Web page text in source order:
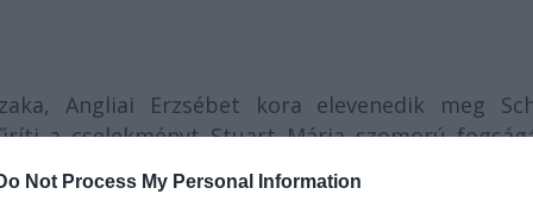
Not Process My Personal Information
Angliai Erzsébet kora elevenedik meg
a cselekményt Stuart Mária szomorú
maradásának pillanatáig. A valóságban
(1568-1587), haláláig sínylődött Erzsébet